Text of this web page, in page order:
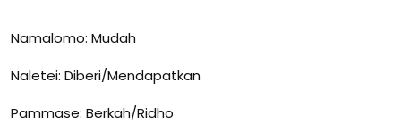
Namalomo: Mudah
Naletei: Diberi/Mendapatkan
Pammase: Berkah/Ridho